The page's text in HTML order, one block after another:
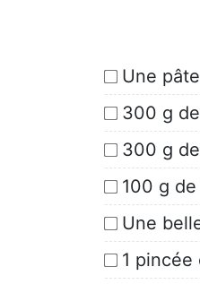
Une
300 g
300 g
100 g de
Une
1